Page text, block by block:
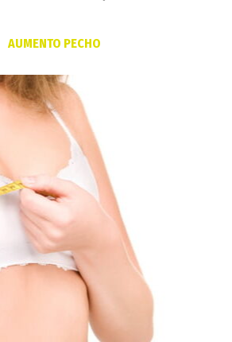
AUMENTO PECHO